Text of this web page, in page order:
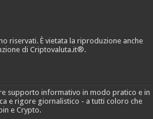
riservati. È vietata la riproduzione anche
di Criptovaluta.it®.
supporto informativo in modo pratico e in
e rigore giornalistico - a tutti coloro che
e Crypto.